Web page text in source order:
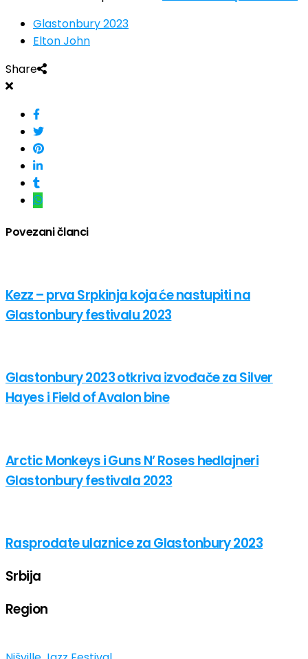
Glastonbury 2023
Elton John
Share
Povezani članci
Kezz – prva Srpkinja koja će nastupiti na
Glastonbury festivalu 2023
Glastonbury 2023 otkriva izvođače za Silver
Hayes i Field of Avalon bine
Arctic Monkeys i Guns N’ Roses hedlajneri
Glastonbury festivala 2023
Rasprodate ulaznice za Glastonbury 2023
Srbija
Region